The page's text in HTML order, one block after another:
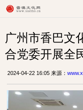
广州市香巴文
合党委开展全
2024-04-22 16:05 来源：